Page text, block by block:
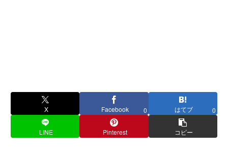
X Facebook 0 はてブ 0
LINE Pinterest コピー